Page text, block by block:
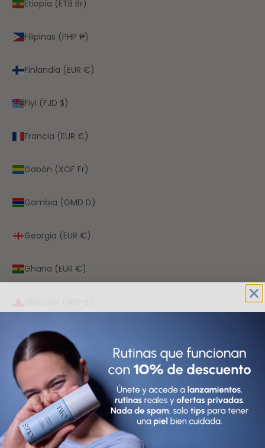
Etiopía (ETB Br)
Filipinas (PHP ₱)
Finlandia (EUR €)
Fiyi (FJD $)
Francia (EUR €)
Gabón (XOF Fr)
Gambia (GMD D)
Georgia (EUR €)
Ghana (EUR €)
Granada (XCD $)
Grecia (EUR €)
Groenlandia (DKK kr.)
Guadalupe (EUR €)